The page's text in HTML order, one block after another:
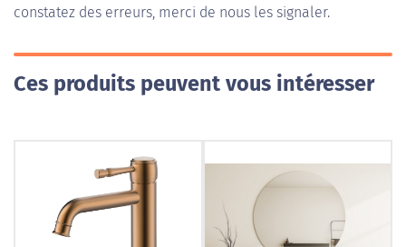
constatez des erreurs, merci de nous les signaler.
Ces produits peuvent vous intéresser